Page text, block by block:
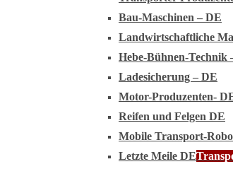
Bau-Maschinen – DE
Landwirtschaftliche
Hebe-Bühnen-Technik
Ladesicherung – DE
Motor-Produzenten-
Reifen und Felgen DE
Mobile Transport-
Letzte Meile DE